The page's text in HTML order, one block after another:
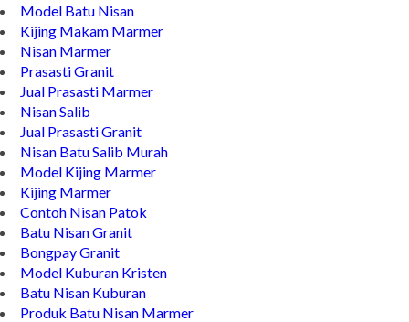
Model Batu Nisan
Kijing Makam Marmer
Nisan Marmer
Prasasti Granit
Jual Prasasti Marmer
Nisan Salib
Jual Prasasti Granit
Nisan Batu Salib Murah
Model Kijing Marmer
Kijing Marmer
Contoh Nisan Patok
Batu Nisan Granit
Bongpay Granit
Model Kuburan Kristen
Batu Nisan Kuburan
Produk Batu Nisan Marmer